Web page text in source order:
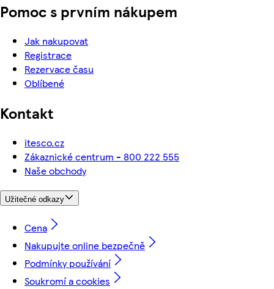
Pomoc s prvním nákupem
Jak nakupovat
Registrace
Rezervace času
Oblíbené
Kontakt
itesco.cz
Zákaznické centrum - 800 222 555
Naše obchody
Užitečné odkazy
Cena
Nakupujte online bezpečně
Podmínky používání
Soukromí a cookies